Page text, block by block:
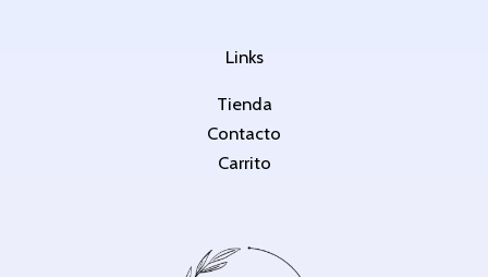
Links
Tienda
Contacto
Carrito